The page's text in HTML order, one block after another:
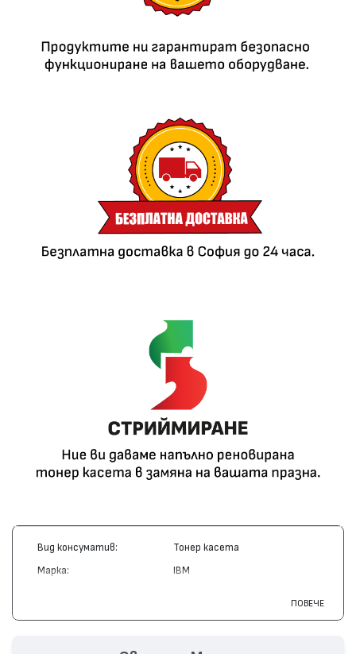
Вид консуматив: Тонер касета
Марка: IBM
ПОВЕЧЕ